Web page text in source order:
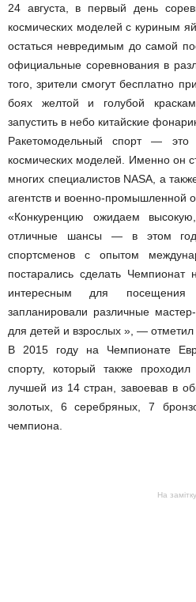
24 августа, в первый день
космических моделей с куриным
остаться невредимым до самой
официальные соревнования в
того, зрители смогут бесплатно
боях желтой и голубой
запустить в небо китайские
Ракетомодельный спорт — это
космических моделей. Именно он
многих специалистов NASA, а
агентств и военно-промышленной
«Конкуренцию ожидаем
отличные шансы — в этом
спортсменов с опытом
постарались сделать
интересным для
запланировали различные
для детей и взрослых », —
В 2015 году на Чемпионате
спорту, который также
лучшей из 14 стран, завоевав в
золотых, 6 серебряных, 7
чемпиона.
На замітку